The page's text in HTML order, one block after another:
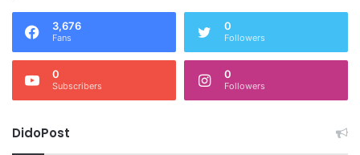
3,676
Fans
0
Followers
0
Subscribers
0
Followers
DidoPost